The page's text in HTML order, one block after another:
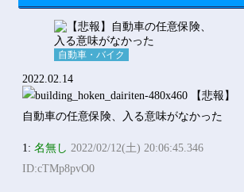
自動車・バイク
2022.02.14
1:名無し 2022/02/12(土) 20:06:45.346
ID:cTMp8pvO0